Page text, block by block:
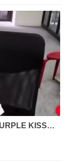
KISSの
い商品を一生